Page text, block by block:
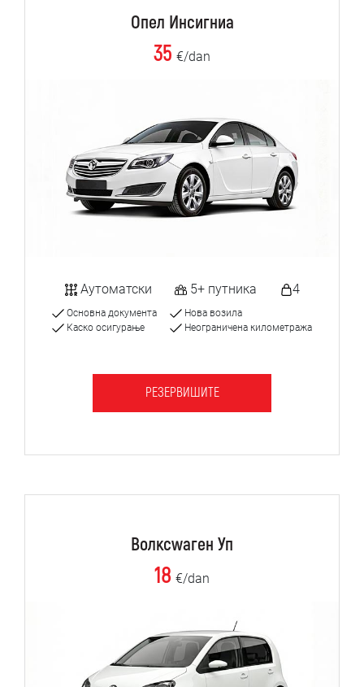
Опел Инсигниа
35 €/dan
Аутоматски 5+ путника 4
Основна документа
Каско осигурање
Нова возила
Неограничена километража
РЕЗЕРВИШИТЕ
Волксwаген Уп
18 €/dan